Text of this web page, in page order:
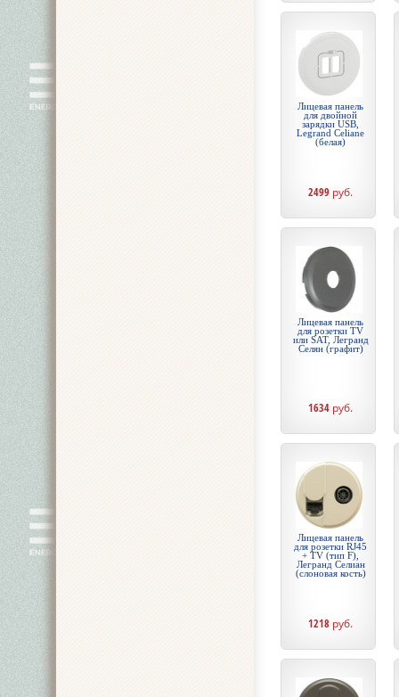
Лицевая панель
для двойной
зарядки USB,
Legrand Celiane
(белая)
2499 руб.
Лицевая панель
для розетки TV
или SAT, Легранд
Селян (графит)
1634 руб.
Лицевая панель
для розетки RJ45
+ TV (тип F),
Легранд Селиан
(слоновая кость)
1218 руб.